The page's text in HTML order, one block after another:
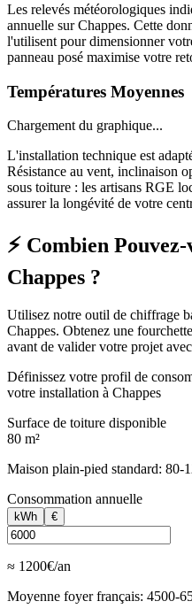
Les relevés météorologiques
annuelle sur Chappes. Cette
l'utilisent pour dimensionner
panneau posé maximise votre
Températures Moyennes
Chargement du graphique...
L'installation technique est
Résistance au vent, inclinaison
sous toiture : les artisans RGE
assurer la longévité de votre
⚡ Combien
Chappes ?
Utilisez notre outil de chiffrage
Chappes. Obtenez une
avant de valider votre projet
Définissez votre profil de
votre installation à Chappes
Surface de toiture disponible
80 m²
Maison plain-pied standard: 80-
Consommation annuelle
kWh €
≈ 1200€/an
Moyenne foyer français: 4500-